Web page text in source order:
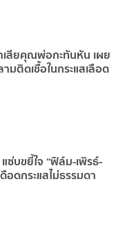
เสียคุณพ่อกะทันหัน เผย
มติดเชื้อในกระแสเลือด
ซ่บขยี้ใจ “ฟิล์ม-เพิรธ์-
อดกระแสไม่ธรรมดา